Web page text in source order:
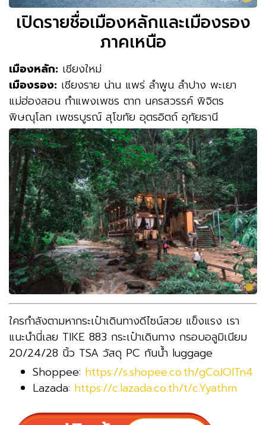
เปิดรายชื่อเมืองหลักและเมืองรอง
ภาคเหนือ
เมืองหลัก: เชียงใหม่
เมืองรอง: เชียงราย น่าน แพร่ ลำพูน ลำปาง พะเยา
แม่ฮ่องสอน กำแพงเพชร ตาก นครสวรรค์ พิจิตร
พิษณุโลก เพชรบูรณ์ สุโขทัย อุตรอิตถ์ อุทัยธานี
ใครกำลังตามหากระเป๋าเดินทางดีไซน์สวย แข็งแรง เรา
แนะนำนี่เลย TIKE 883 กระเป๋าเดินทาง กรอบอลูมิเนียม
20/24/28 นิ้ว TSA วัสดุ PC กันน้ำ luggage
Shoppee: https://s.shopee.co.th/gCoJOITn4
Lazada: https://c.lazada.co.th/t/c.Yyathm